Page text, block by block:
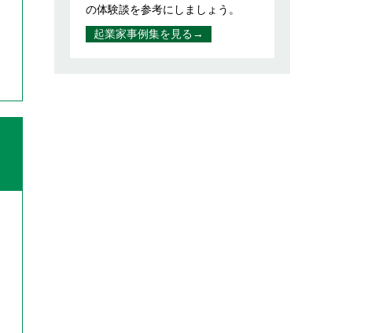
の体験談を参考にしましょう。
起業家事例集を見る→